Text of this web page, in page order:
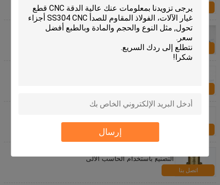
إرسال
اتصل بنا
ISO التخصص الأجهزة مشابك M3 مسامير مرآة النحاس /
اتصل بنا
التصنيع باستخدام الحاسب الآلي
اتصل بنا